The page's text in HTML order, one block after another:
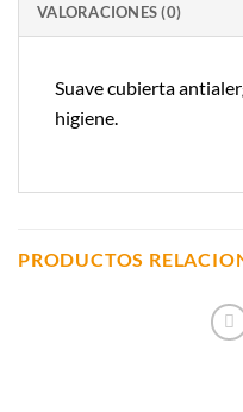
VALORACIONES (0)
Suave cubierta
higiene.
PRODUCTOS